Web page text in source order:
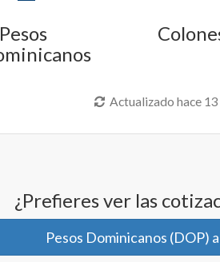
Actualizado hace
¿Prefieres ver las
Pesos Dominicanos (DOP)